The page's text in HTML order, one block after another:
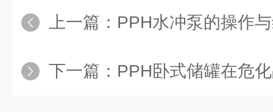
上一篇： PPH水冲泵的操作
下一篇： PPH卧式储罐在危化品